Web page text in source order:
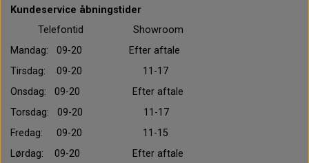
Kundeservice åbningstider
Telefontid Showroom
Mandag: 09-20 Efter aftale
Tirsdag: 09-20 11-17
Onsdag: 09-20 Efter aftale
Torsdag: 09-20 11-17
Fredag: 09-20 11-15
Lørdag: 09-20 Efter aftale